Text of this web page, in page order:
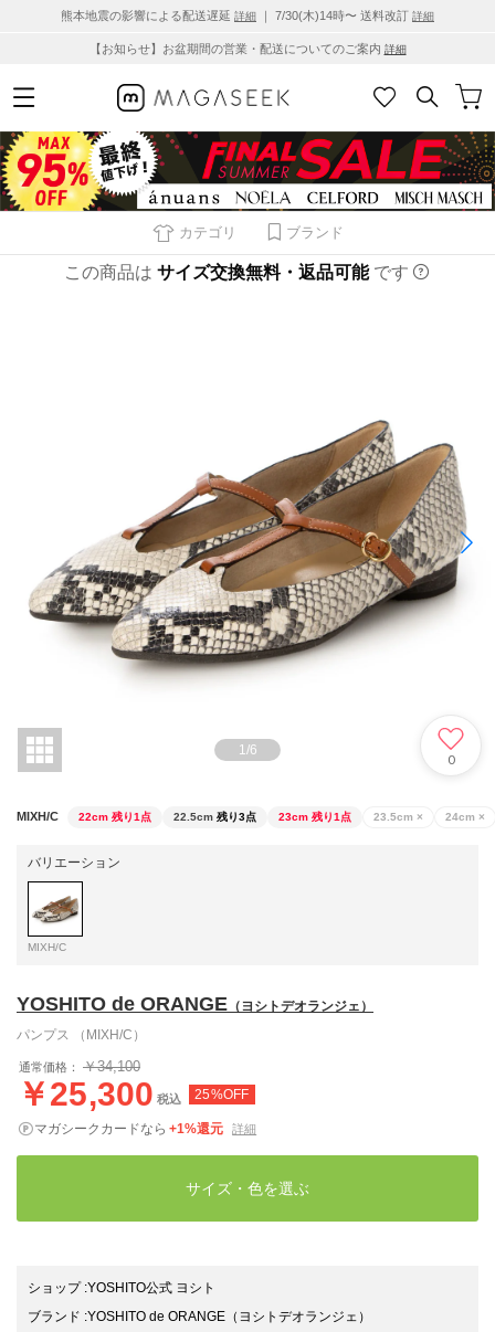
熊本地震の影響による配送遅延 詳細 ｜ 7/30(木)14時〜 送料改訂 詳細
【お知らせ】お盆期間の営業・配送についてのご案内 詳細
カテゴリ ブランド
この商品は サイズ交換無料・返品可能 です
1 /6
0
MIXH/C 22cm 残り1点 22.5cm 残り3点 23cm 残り1点 23.5cm × 24cm ×
バリエーション
MIXH/C
YOSHITO de ORANGE （ヨシトデオランジェ）
パンプス （MIXH/C）
通常価格： ￥34,100
￥25,300 税込 25%OFF
マガシークカードなら +1%還元 詳細
サイズ・色を選ぶ
ショップ:YOSHITO公式 ヨシト
ブランド :YOSHITO de ORANGE （ヨシトデオランジェ）